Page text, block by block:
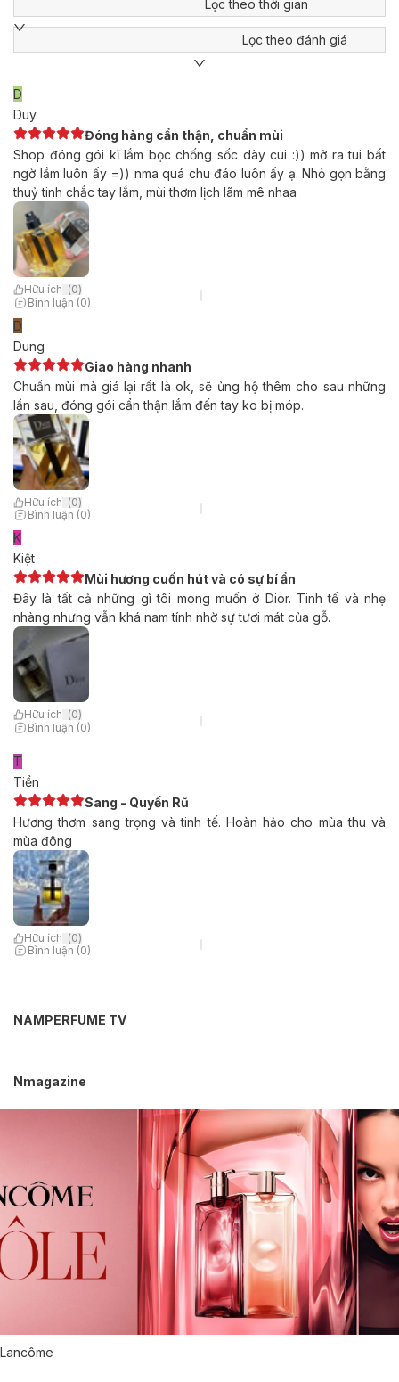
Lọc theo thời gian
Lọc theo đánh giá
D
Duy
Đóng hàng cẩn thận, chuẩn mùi
Shop đóng gói kĩ lắm bọc chống sốc dày cui :)) mở ra tui bất
ngờ lắm luôn ấy =)) nma quá chu đáo luôn ấy ạ. Nhỏ gọn bằng
thuỷ tinh chắc tay lắm, mùi thơm lịch lãm mê nhaa
Hữu ích (0)
Bình luận (0)
D
Dung
Giao hàng nhanh
Chuẩn mùi mà giá lại rất là ok, sẽ ủng hộ thêm cho sau những
lần sau, đóng gói cẩn thận lắm đến tay ko bị móp.
Hữu ích (0)
Bình luận (0)
K
Kiệt
Mùi hương cuốn hút và có sự bí ẩn
Đây là tất cả những gì tôi mong muốn ở Dior. Tinh tế và nhẹ
nhàng nhưng vẫn khá nam tính nhờ sự tươi mát của gỗ.
Hữu ích (0)
Bình luận (0)
T
Tiền
Sang - Quyến Rũ
Hương thơm sang trọng và tinh tế. Hoàn hảo cho mùa thu và
mùa đông
Hữu ích (0)
Bình luận (0)
NAMPERFUME TV
Nmagazine
Lancôme